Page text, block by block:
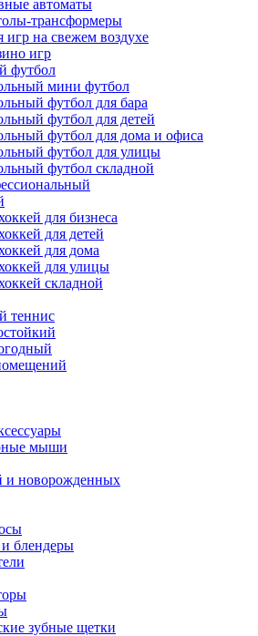
автоматы
трансформеры
на свежем воздухе
игр
футбол
мини футбол
футбол для бара
футбол для детей
футбол для дома и офиса
футбол для улицы
футбол складной
для бизнеса
для детей
для дома
для улицы
складной
теннис
мыши
и новорожденных
блендеры
зубные щетки